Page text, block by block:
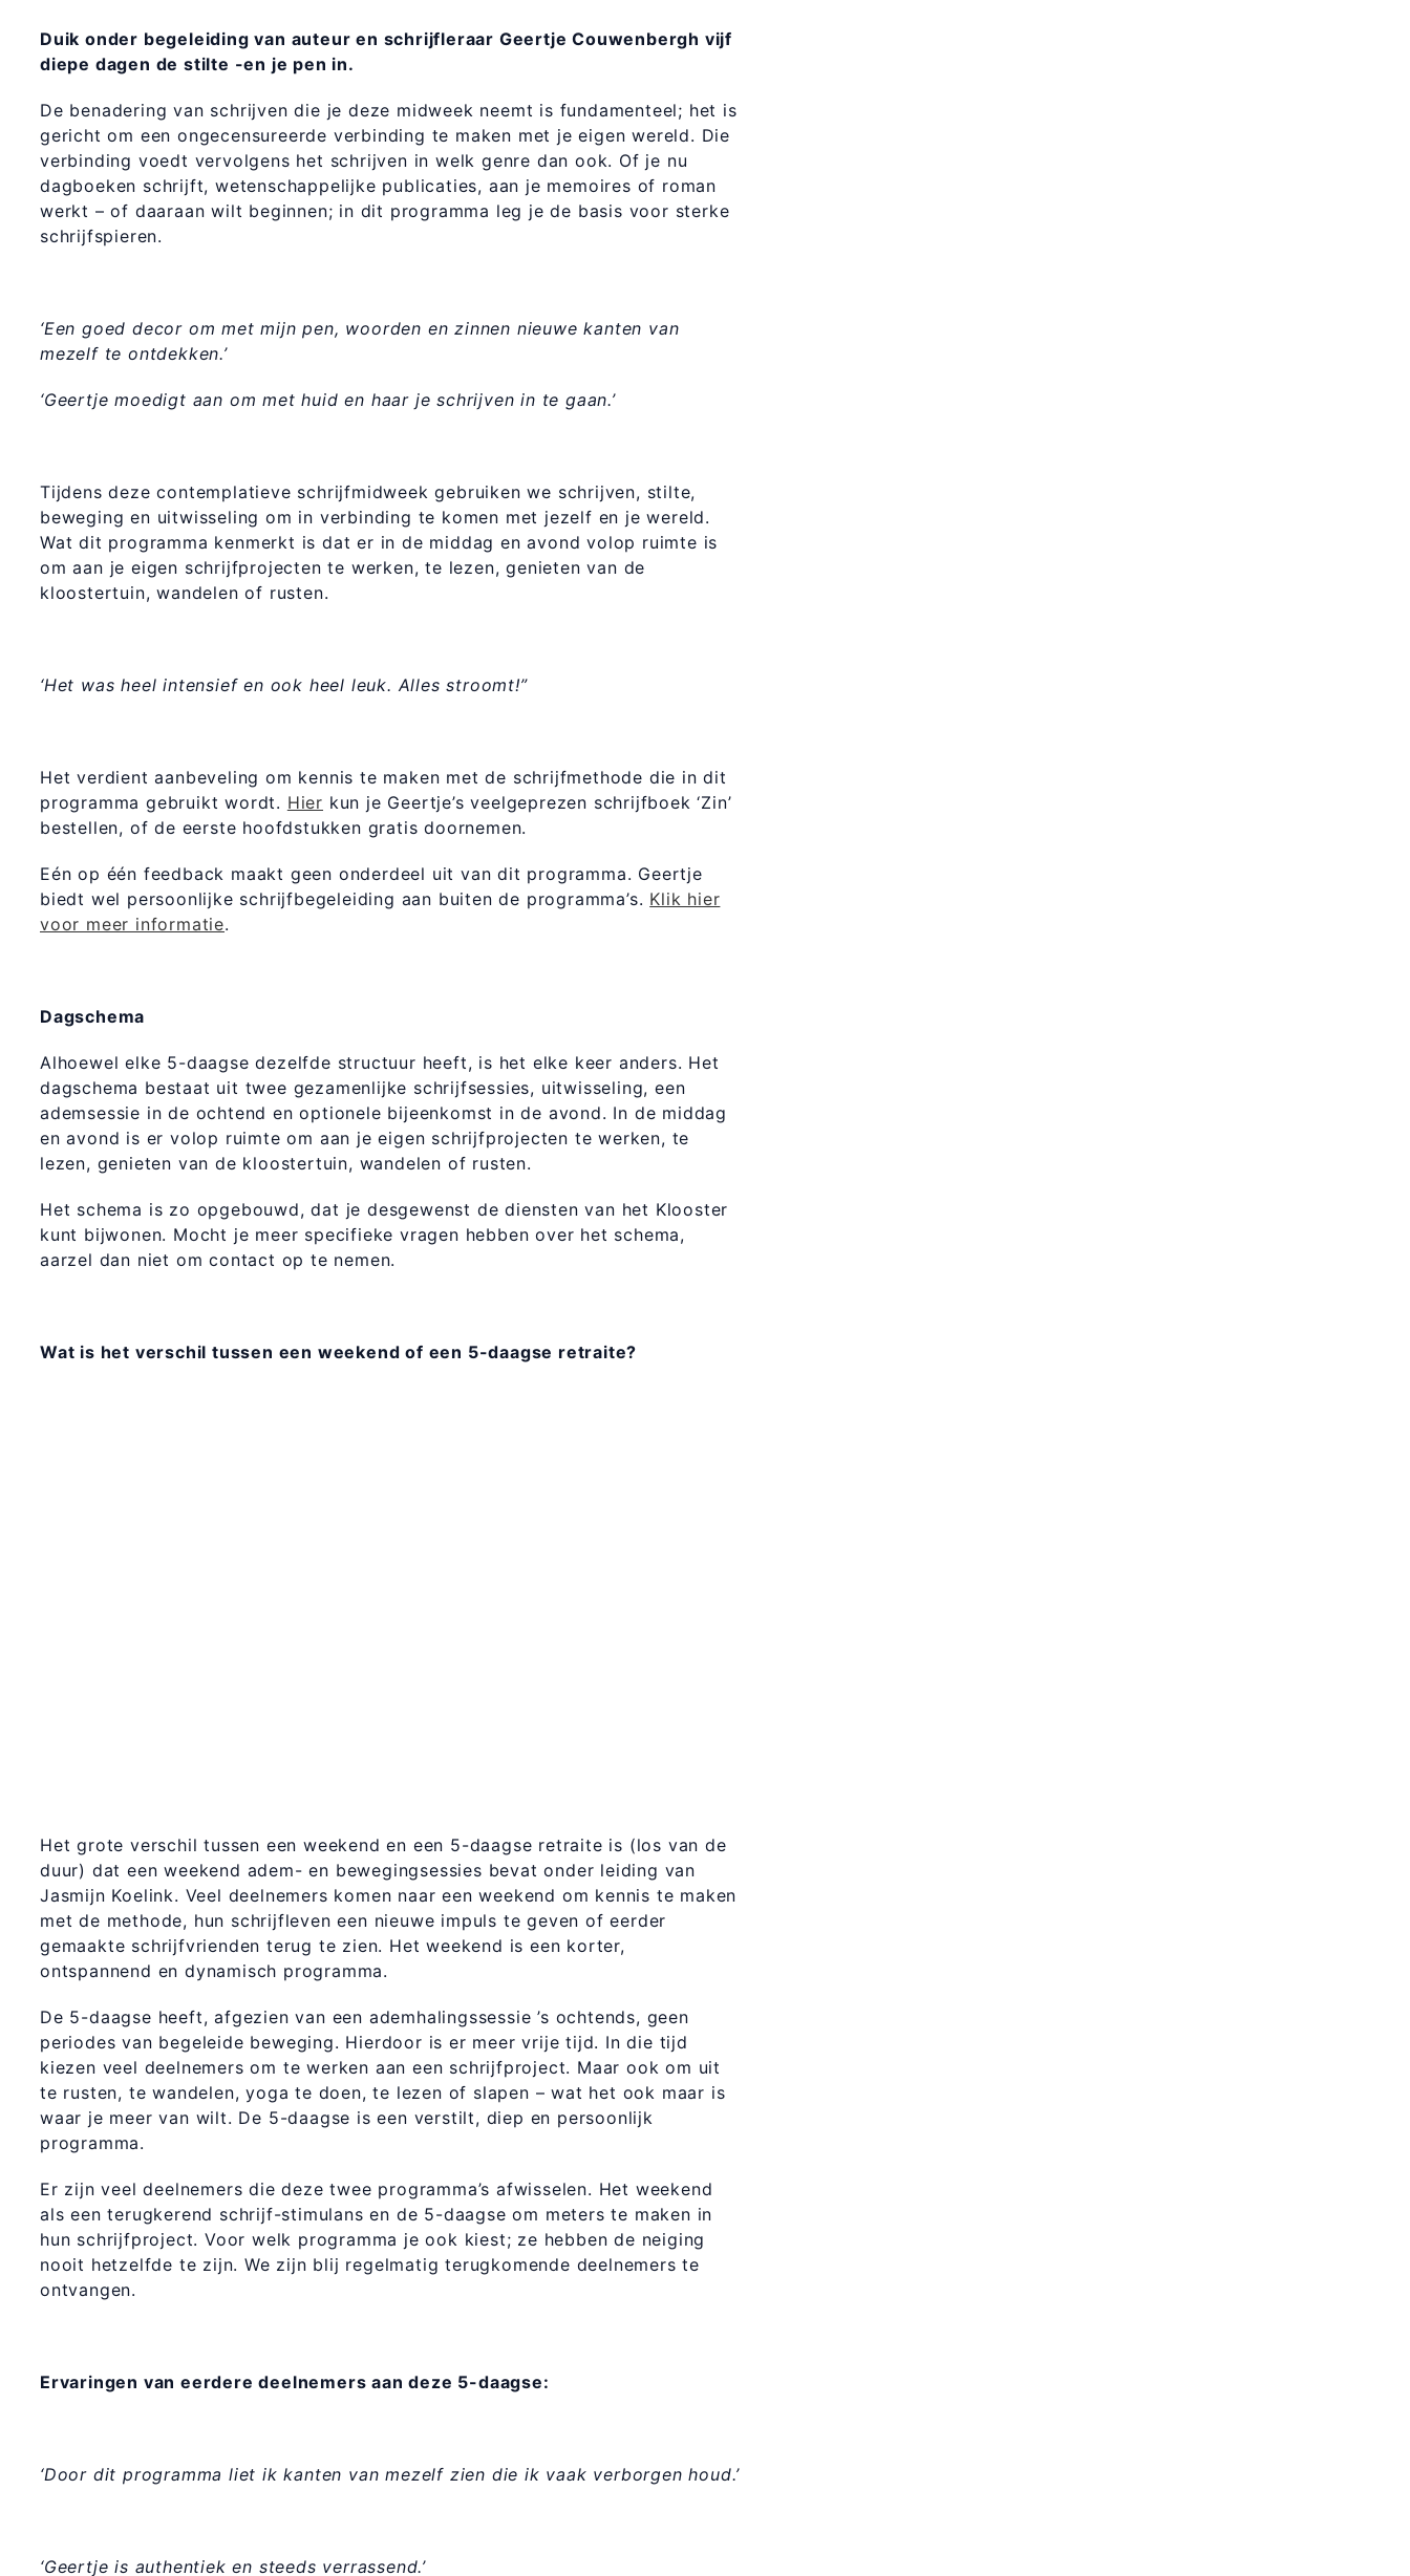
Duik onder begeleiding van auteur en schrijfleraar Geertje Couwenbergh vijf
diepe dagen de stilte -en je pen in.
De benadering van schrijven die je deze midweek neemt is fundamenteel; het is
gericht om een ongecensureerde verbinding te maken met je eigen wereld. Die
verbinding voedt vervolgens het schrijven in welk genre dan ook. Of je nu
dagboeken schrijft, wetenschappelijke publicaties, aan je memoires of roman
werkt – of daaraan wilt beginnen; in dit programma leg je de basis voor sterke
schrijfspieren.
‘Een goed decor om met mijn pen, woorden en zinnen nieuwe kanten van
mezelf te ontdekken.’
‘Geertje moedigt aan om met huid en haar je schrijven in te gaan.’
Tijdens deze contemplatieve schrijfmidweek gebruiken we schrijven, stilte,
beweging en uitwisseling om in verbinding te komen met jezelf en je wereld.
Wat dit programma kenmerkt is dat er in de middag en avond volop ruimte is
om aan je eigen schrijfprojecten te werken, te lezen, genieten van de
kloostertuin, wandelen of rusten.
‘Het was heel intensief en ook heel leuk. Alles stroomt!”
Het verdient aanbeveling om kennis te maken met de schrijfmethode die in dit
programma gebruikt wordt. Hier kun je Geertje’s veelgeprezen schrijfboek ‘Zin’
bestellen, of de eerste hoofdstukken gratis doornemen.
Eén op één feedback maakt geen onderdeel uit van dit programma. Geertje
biedt wel persoonlijke schrijfbegeleiding aan buiten de programma’s. Klik hier
voor meer informatie.
Dagschema
Alhoewel elke 5-daagse dezelfde structuur heeft, is het elke keer anders. Het
dagschema bestaat uit twee gezamenlijke schrijfsessies, uitwisseling, een
ademsessie in de ochtend en optionele bijeenkomst in de avond. In de middag
en avond is er volop ruimte om aan je eigen schrijfprojecten te werken, te
lezen, genieten van de kloostertuin, wandelen of rusten.
Het schema is zo opgebouwd, dat je desgewenst de diensten van het Klooster
kunt bijwonen. Mocht je meer specifieke vragen hebben over het schema,
aarzel dan niet om contact op te nemen.
Wat is het verschil tussen een weekend of een 5-daagse retraite?
Het grote verschil tussen een weekend en een 5-daagse retraite is (los van de
duur) dat een weekend adem- en bewegingsessies bevat onder leiding van
Jasmijn Koelink. Veel deelnemers komen naar een weekend om kennis te maken
met de methode, hun schrijfleven een nieuwe impuls te geven of eerder
gemaakte schrijfvrienden terug te zien. Het weekend is een korter,
ontspannend en dynamisch programma.
De 5-daagse heeft, afgezien van een ademhalingssessie ’s ochtends, geen
periodes van begeleide beweging. Hierdoor is er meer vrije tijd. In die tijd
kiezen veel deelnemers om te werken aan een schrijfproject. Maar ook om uit
te rusten, te wandelen, yoga te doen, te lezen of slapen – wat het ook maar is
waar je meer van wilt. De 5-daagse is een verstilt, diep en persoonlijk
programma.
Er zijn veel deelnemers die deze twee programma’s afwisselen. Het weekend
als een terugkerend schrijf-stimulans en de 5-daagse om meters te maken in
hun schrijfproject. Voor welk programma je ook kiest; ze hebben de neiging
nooit hetzelfde te zijn. We zijn blij regelmatig terugkomende deelnemers te
ontvangen.
Ervaringen van eerdere deelnemers aan deze 5-daagse:
‘Door dit programma liet ik kanten van mezelf zien die ik vaak verborgen houd.’
‘Geertje is authentiek en steeds verrassend.’